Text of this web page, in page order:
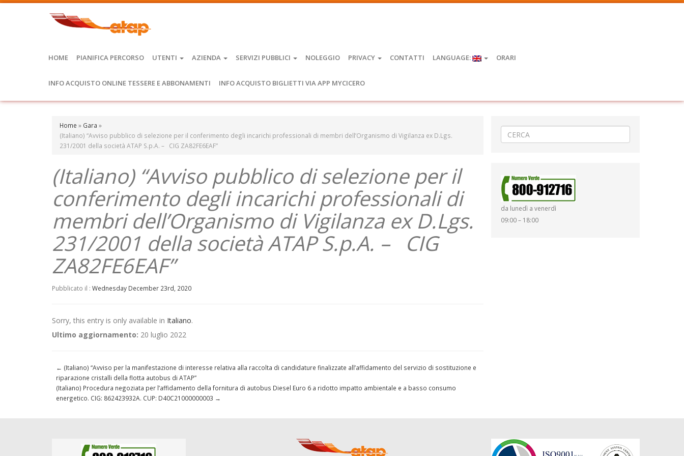
HOME PIANIFICA PERCORSO UTENTI AZIENDA SERVIZI PUBBLICI NOLEGGIO PRIVACY CONTATTI LANGUAGE: ORARI
INFO ACQUISTO ONLINE TESSERE E ABBONAMENTI INFO ACQUISTO BIGLIETTI VIA APP MYCICERO
Home » Gara »
(Italiano) “Avviso pubblico di selezione per il conferimento degli incarichi professionali di membri dell’Organismo di Vigilanza ex D.Lgs.
231/2001 della società ATAP S.p.A. – CIG ZA82FE6EAF”
(Italiano) “Avviso pubblico di selezione per il
conferimento degli incarichi professionali di
membri dell’Organismo di Vigilanza ex D.Lgs.
231/2001 della società ATAP S.p.A. – CIG
ZA82FE6EAF”
Pubblicato il : Wednesday December 23rd, 2020
Sorry, this entry is only available in Italiano.
Ultimo aggiornamento: 20 luglio 2022
← (Italiano) “Avviso per la manifestazione di interesse relativa alla raccolta di candidature finalizzate all’affidamento del servizio di sostituzione e
riparazione cristalli della flotta autobus di ATAP”
(Italiano) Procedura negoziata per l’affidamento della fornitura di autobus Diesel Euro 6 a ridotto impatto ambientale e a basso consumo
energetico. CIG: 862423932A. CUP: D40C21000000003 →
da lunedì a venerdì
09:00 – 18:00